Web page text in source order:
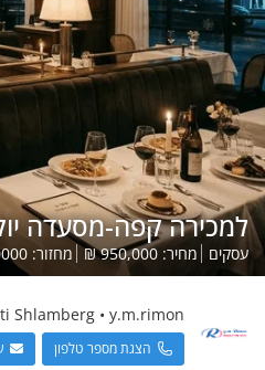
למכירה קפה-מסעדה
עסקים מחיר: 950,000
₪ מחזור:
Shlamberg • y.m.rimon
הצגת מספר טלפון